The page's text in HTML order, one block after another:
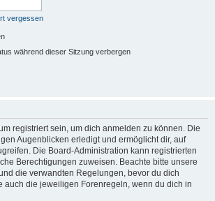
vergessen
während dieser Sitzung verbergen
registriert sein, um dich anmelden zu können. Die
Augenblicken erledigt und ermöglicht dir, auf
Die Board-Administration kann registrierten
Berechtigungen zuweisen. Beachte bitte unsere
die verwandten Regelungen, bevor du dich
auch die jeweiligen Forenregeln, wenn du dich in